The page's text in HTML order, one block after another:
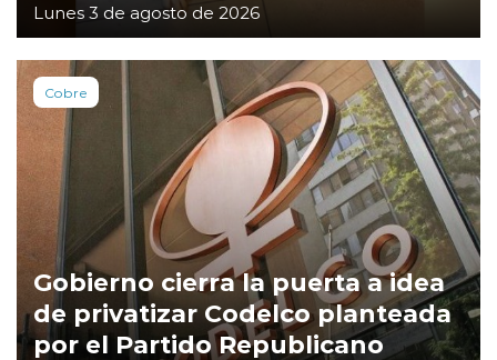
Lunes 3 de agosto de 2026
Cobre
Gobierno cierra la puerta a idea
de privatizar Codelco planteada
por el Partido Republicano